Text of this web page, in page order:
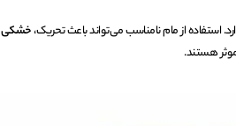
استفاده از مام نامناسب می‌تواند باعث تحریک،خشکی
هستند.